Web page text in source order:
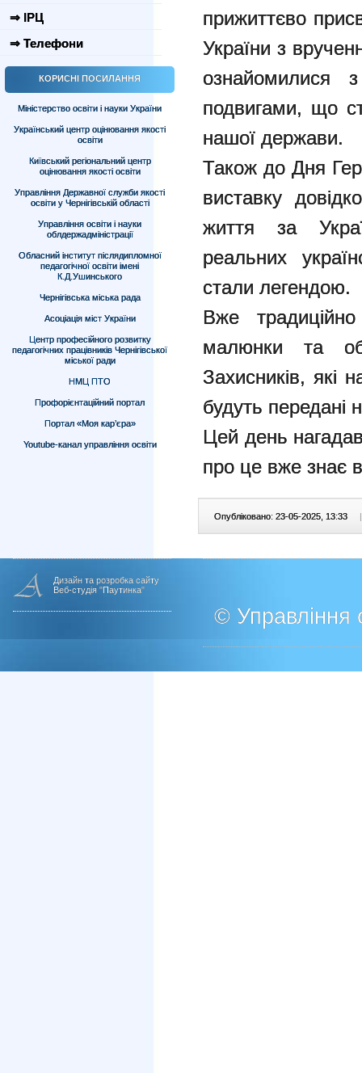
⇒ ІРЦ
⇒ Телефони
КОРИСНІ ПОСИЛАННЯ
Міністерство освіти і науки України
Український центр оцінювання якості
освіти
Київський регіональний центр
оцінювання якості освіти
Управління Державної служби якості
освіти у Чернігівській області
Управління освіти і науки
облдержадміністрації
Обласний інститут післядипломної
педагогічної освіти імені
К.Д.Ушинського
Чернігівська міська рада
Асоціація міст України
Центр професійного розвитку
педагогічних працівників Чернігівської
міської ради
НМЦ ПТО
Профорієнтаційний портал
Портал «Моя кар’єра»
Youtube-канал управління освіти
прижиттєво
України з
ознайомилися
подвигами, що
нашої держави.
Також до Дня
виставку
життя за
реальних
стали легендою.
Вже
малюнки та
Захисників, які
будуть передані
Цей день нагадав
про це вже знає
Опубліковано: 23-05-2025, 13:33 |
Дизайн та розробка сайту
Веб-студія "Паутинка"
© Управління